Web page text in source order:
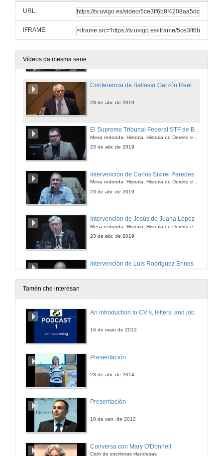
URL:
IFRAME:
Vídeos da mesma serie
23 de abr. de 2019
Presentación de Baltasar Garzón Real
Conferencia de Baltasar Garzón Real
23 de abr. de 2019
El Supremo Tribunal Federal STF de Brasil en Egipto
23 de abr. de 2019
Intervención de Carlos Sixirei Paredes
Mesa redonda: Historia, Historia do Dereito e América do Sur
23 de abr. de 2019
Intervención de Jesús de Juana López
23 de abr. de 2019
Intervención de Luís Rodríguez Ennes
Mesa redonda: Historia, Historia do Dereito e América do Sur
23 de abr. de 2019
Mesa redonda: Historia, Historia do Dereito e América do Sur
Tamén che interesan
An introduction to CV’s, letters, and job searching
16 de maio de 2012
Presentación
23 de abr. de 2014
Presentación
18 de xan. de 2012
Conversa con Mary O'Donnell
Ciclo de escritoras irlandesas